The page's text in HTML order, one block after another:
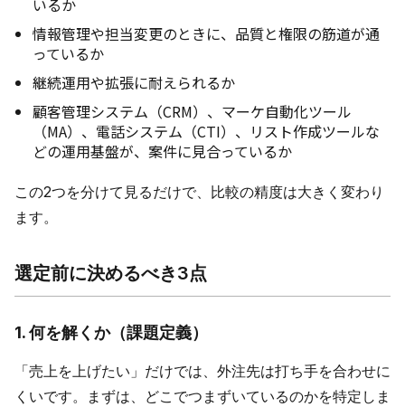
いるか
情報管理や担当変更のときに、品質と権限の筋道が通
っているか
継続運用や拡張に耐えられるか
顧客管理システム（CRM）、マーケ自動化ツール
（MA）、電話システム（CTI）、リスト作成ツールな
どの運用基盤が、案件に見合っているか
この2つを分けて見るだけで、比較の精度は大きく変わり
ます。
選定前に決めるべき3点
1. 何を解くか（課題定義）
「売上を上げたい」だけでは、外注先は打ち手を合わせに
くいです。まずは、どこでつまずいているのかを特定しま